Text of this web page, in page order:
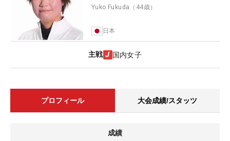
Yuko Fukuda （44歳）
日本
主戦 国内女子
プロフィール 大会成績/スタッツ
成績